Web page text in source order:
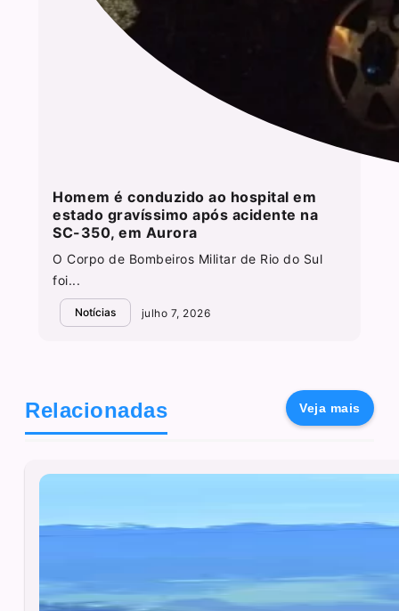
Homem é conduzido ao hospital em
estado gravíssimo após acidente na
SC-350, em Aurora
O Corpo de Bombeiros Militar de Rio do Sul
foi...
Notícias julho 7, 2026
Relacionadas Veja mais